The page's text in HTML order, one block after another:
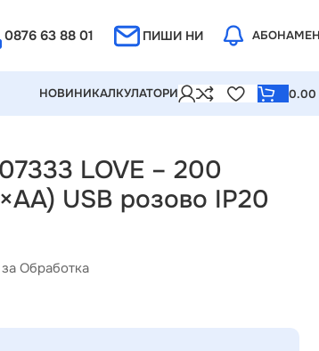
0876 63 88 01 ПИШИ НИ
НОВИНИКАЛКУЛАТОРИ 0.00
LOVE – 200
USB розово IP20
Обработка